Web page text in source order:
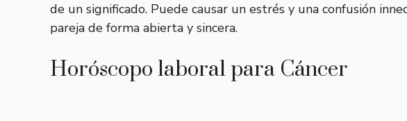
de un significado. Puede causar un estrés y una confusión
pareja de forma abierta y sincera.
Horóscopo laboral para Cáncer